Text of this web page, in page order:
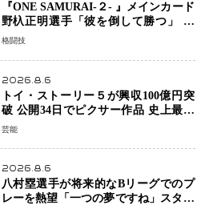
『ONE SAMURAI-２- 』メインカード
野杁正明選手「彼を倒して勝つ」 リ
ウ・メンヤンとの因縁に決着へ 再起
初戦
格闘技
2026.8.6
トイ・ストーリー５が興収100億円突
破 公開34日でピクサー作品 史上最速
日本歴代シリーズ最高更新も目前
芸能
2026.8.6
八村塁選手が将来的なBリーグでのプ
レーを熱望「一つの夢ですね」スター